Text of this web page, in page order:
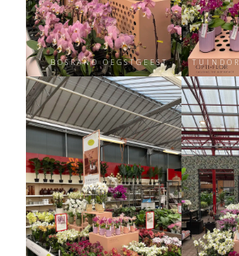
BOSRAND OEGSTGEEST